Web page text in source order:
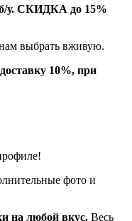
у. СКИДКА до 15%
выбрать вживую.
10%, при
фотo и
на любой вкус. Весь